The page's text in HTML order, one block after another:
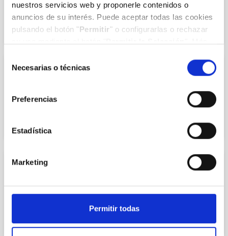
nuestros servicios web y proponerle contenidos o
anuncios de su interés. Puede aceptar todas las cookies
pulsando el botón "Permitir" o configurarlas o rechazar
Necesarias o técnicas
Preferencias
Estadística
Marketing
Permitir todas
COL.393904326
APARATO DIGESTIVO